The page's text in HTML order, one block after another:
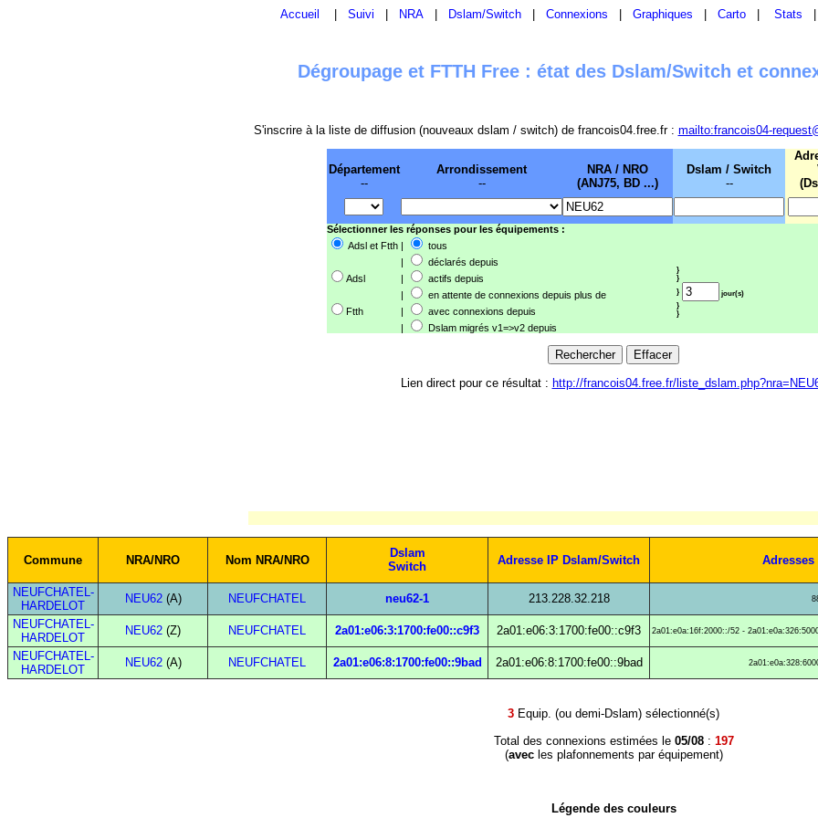
Accueil Suivi NRA Dslam/Switch Connexions Graphiques Carto Stats
Dégroupage et FTTH Free : état des Dslam/Switch et
S'inscrire à la liste de diffusion (nouveaux dslam / switch) de francois04.free.fr : mailto:francois04-
Département
--
Arrondissement
--
NRA / NRO
(ANJ75, BD ...)
Dslam / Switch
--
Sélectionner les réponses pour les équipements :
Adsl et Ftth |
tous
|
déclarés depuis
}
}
}
jour(s)
}
}
Adsl |
actifs depuis
|
en attente de connexions depuis plus de
Ftth
|
avec connexions depuis
|
Dslam migrés v1=>v2 depuis
Lien direct pour ce résultat : http://francois04.free.fr/
Commune NRA/NRO Nom NRA/NRO
Dslam
Switch
Adresse IP Dslam/Switch
NEUFCHATEL-
HARDELOT
NEU62(A) NEUFCHATEL neu62-1 213.228.32.218
NEUFCHATEL-
HARDELOT
NEU62 (Z) NEUFCHATEL 2a01:e06:3:1700:fe00::c9f3 2a01:e06:3:1700:fe00::c9f3 2a01:e0a:16f:2000::/52 -
NEUFCHATEL-
HARDELOT
NEU62(A) NEUFCHATEL 2a01:e06:8:1700:fe00::9bad 2a01:e06:8:1700:fe00::9bad
3 Equip. (ou demi-Dslam) sélectionné(s)
Total des connexions estimées le 05/08: 197
(avecles plafonnements par équipement)
Légende des couleurs